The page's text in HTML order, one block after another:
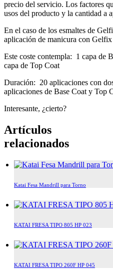
precio del servicio. Los factores
usos del producto y la cantidad a
En el caso de los esmaltes de
aplicación de manicura con Gelfix
Este coste contempla: 1 capa de
capa de Top Coat
Duración: 20 aplicaciones con
aplicaciones de Base Coat y Top
Interesante, ¿cierto?
Artículos
relacionados
Katai Fesa Mandrill para Torno
KATAI FRESA TIPO 805 HP 023
KATAI FRESA TIPO 260F HP 045